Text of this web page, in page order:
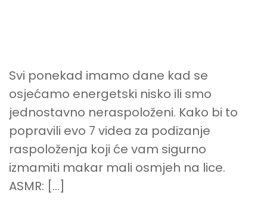
Svi ponekad imamo dane kad se
osjećamo energetski nisko ili smo
jednostavno neraspoloženi. Kako bi to
popravili evo 7 videa za podizanje
raspoloženja koji će vam sigurno
izmamiti makar mali osmjeh na lice.
ASMR: […]